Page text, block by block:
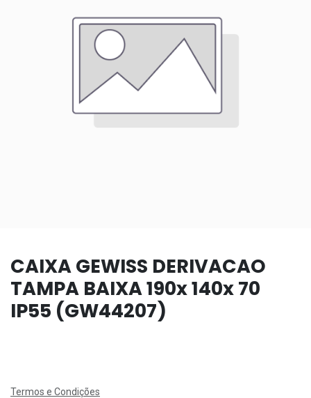
CAIXA GEWISS DERIVACAO
TAMPA BAIXA 190x 140x 70
IP55 (GW44207)
Termos e Condições